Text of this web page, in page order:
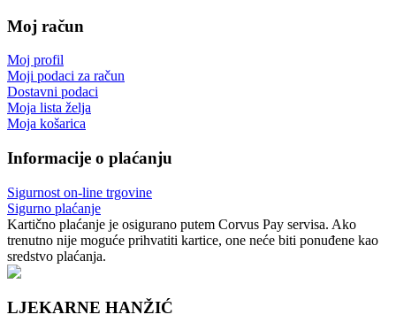
Moj račun
Moj profil
Moji podaci za račun
Dostavni podaci
Moja lista želja
Moja košarica
Informacije o plaćanju
Sigurnost on-line trgovine
Sigurno plaćanje
Kartično plaćanje je osigurano putem Corvus Pay servisa. Ako
trenutno nije moguće prihvatiti kartice, one neće biti ponuđene kao
sredstvo plaćanja.
LJEKARNE HANŽIĆ